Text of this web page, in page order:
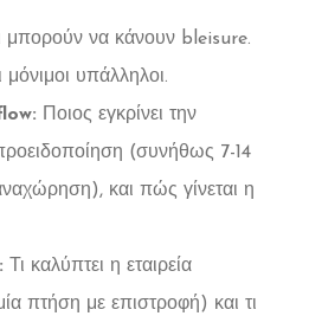
μπορούν να κάνουν bleisure.
υπάλληλοι.
Ποιος εγκρίνει την
(συνήθως 7-14
και πώς γίνεται η
Τι καλύπτει η εταιρεία
πτήση με επιστροφή) και τι